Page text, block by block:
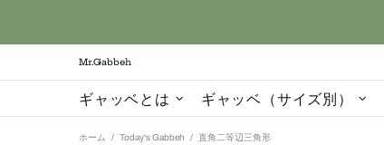
Mr.Gabbeh
ギャッベとは ギャッベ（サイズ別）
ホーム Today's Gabbeh 直角二等辺三角形